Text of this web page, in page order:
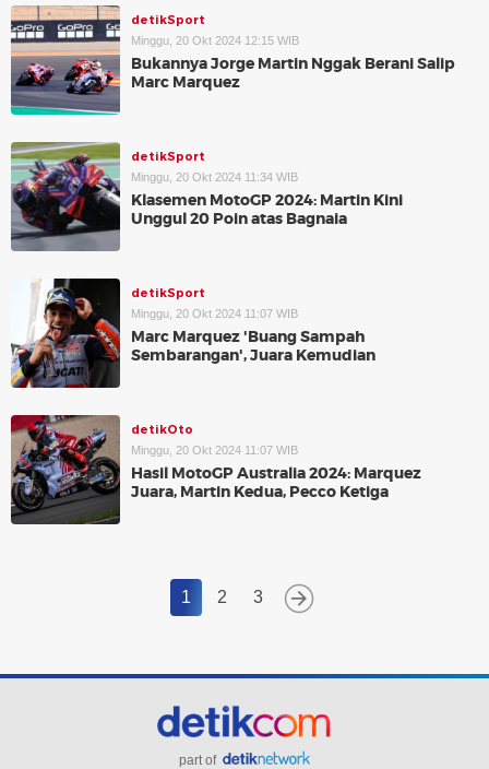
detikSport
Minggu, 20 Okt 2024 12:15 WIB
Bukannya Jorge Martin Nggak Berani Salip
Marc Marquez
detikSport
Minggu, 20 Okt 2024 11:34 WIB
Klasemen MotoGP 2024: Martin Kini
Unggul 20 Poin atas Bagnaia
detikSport
Minggu, 20 Okt 2024 11:07 WIB
Marc Marquez 'Buang Sampah
Sembarangan', Juara Kemudian
detikOto
Minggu, 20 Okt 2024 11:07 WIB
Hasil MotoGP Australia 2024: Marquez
Juara, Martin Kedua, Pecco Ketiga
1 2 3
part of